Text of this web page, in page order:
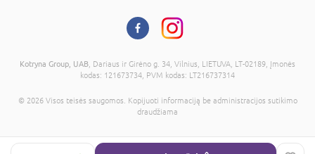
Kotryna Group, UAB , Dariaus ir Girėno g. 34, Vilnius, LIETUVA, LT-02189, Įmonės
kodas: 121673734, PVM kodas: LT216737314
© 2026 Visos teisės saugomos. Kopijuoti informaciją be administracijos sutikimo
draudžiama